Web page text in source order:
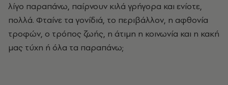
λίγο παραπάνω, παίρνουν κιλά γρήγορα και ενίοτε,
πολλά. Φταίνε τα γονίδιά, το περιβάλλον, η αφθονία
τροφών, ο τρόπος ζωής, η άτιμη η κοινωνία και η κακή
μας τύχη ή όλα τα παραπάνω;